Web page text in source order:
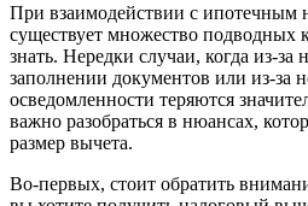
При взаимодействии с ипотечным
существует множество подводных
знать. Нередки случаи, когда из-за
заполнении документов или из-за
осведомленности теряются
важно разобраться в нюансах,
размер вычета.
Во-первых, стоит обратить